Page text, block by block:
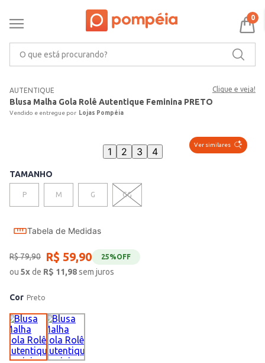
0
AUTENTIQUE Clique e veja!
Blusa Malha Gola Rolê Autentique Feminina PRETO
Lojas Pompéia
Ver similares
1 2 3 4
TAMANHO
P M G GG
Tabela de Medidas
R$79,90 R$ 59,90 25%OFF
ou 5xde R$ 11,98sem juros
Cor Preto